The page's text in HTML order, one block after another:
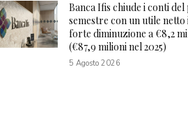
Banca Ifis chiude i conti
semestre con un utile netto
forte diminuzione a €8,2
(€87,9 milioni nel 2025)
5 Agosto 2026